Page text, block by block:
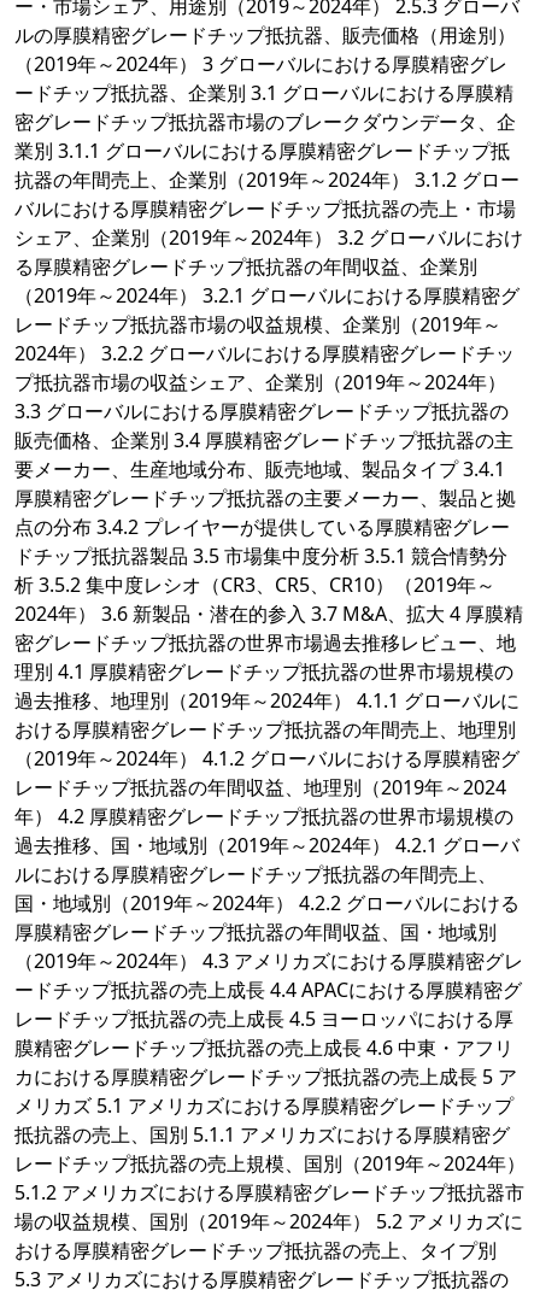
ー・市場シェア、用途別（2019～2024年） 2.5.3 グローバ
ルの厚膜精密グレードチップ抵抗器、販売価格（用途別）
（2019年～2024年） 3 グローバルにおける厚膜精密グレ
ードチップ抵抗器、企業別 3.1 グローバルにおける厚膜精
密グレードチップ抵抗器市場のブレークダウンデータ、企
業別 3.1.1 グローバルにおける厚膜精密グレードチップ抵
抗器の年間売上、企業別（2019年～2024年） 3.1.2 グロー
バルにおける厚膜精密グレードチップ抵抗器の売上・市場
シェア、企業別（2019年～2024年） 3.2 グローバルにおけ
る厚膜精密グレードチップ抵抗器の年間収益、企業別
（2019年～2024年） 3.2.1 グローバルにおける厚膜精密グ
レードチップ抵抗器市場の収益規模、企業別（2019年～
2024年） 3.2.2 グローバルにおける厚膜精密グレードチッ
プ抵抗器市場の収益シェア、企業別（2019年～2024年）
3.3 グローバルにおける厚膜精密グレードチップ抵抗器の
販売価格、企業別 3.4 厚膜精密グレードチップ抵抗器の主
要メーカー、生産地域分布、販売地域、製品タイプ 3.4.1
厚膜精密グレードチップ抵抗器の主要メーカー、製品と拠
点の分布 3.4.2 プレイヤーが提供している厚膜精密グレー
ドチップ抵抗器製品 3.5 市場集中度分析 3.5.1 競合情勢分
析 3.5.2 集中度レシオ（CR3、CR5、CR10）（2019年～
2024年） 3.6 新製品・潜在的参入 3.7 M&A、拡大 4 厚膜精
密グレードチップ抵抗器の世界市場過去推移レビュー、地
理別 4.1 厚膜精密グレードチップ抵抗器の世界市場規模の
過去推移、地理別（2019年～2024年） 4.1.1 グローバルに
おける厚膜精密グレードチップ抵抗器の年間売上、地理別
（2019年～2024年） 4.1.2 グローバルにおける厚膜精密グ
レードチップ抵抗器の年間収益、地理別（2019年～2024
年） 4.2 厚膜精密グレードチップ抵抗器の世界市場規模の
過去推移、国・地域別（2019年～2024年） 4.2.1 グローバ
ルにおける厚膜精密グレードチップ抵抗器の年間売上、
国・地域別（2019年～2024年） 4.2.2 グローバルにおける
厚膜精密グレードチップ抵抗器の年間収益、国・地域別
（2019年～2024年） 4.3 アメリカズにおける厚膜精密グレ
ードチップ抵抗器の売上成長 4.4 APACにおける厚膜精密グ
レードチップ抵抗器の売上成長 4.5 ヨーロッパにおける厚
膜精密グレードチップ抵抗器の売上成長 4.6 中東・アフリ
カにおける厚膜精密グレードチップ抵抗器の売上成長 5 ア
メリカズ 5.1 アメリカズにおける厚膜精密グレードチップ
抵抗器の売上、国別 5.1.1 アメリカズにおける厚膜精密グ
レードチップ抵抗器の売上規模、国別（2019年～2024年）
5.1.2 アメリカズにおける厚膜精密グレードチップ抵抗器市
場の収益規模、国別（2019年～2024年） 5.2 アメリカズに
おける厚膜精密グレードチップ抵抗器の売上、タイプ別
5.3 アメリカズにおける厚膜精密グレードチップ抵抗器の